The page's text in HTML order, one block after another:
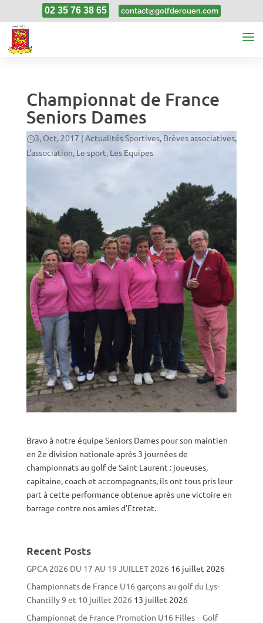
02 35 76 38 65 contact@golfderouen.com
Championnat de France
Seniors Dames
3, Oct, 2017 | Actualités Sportives, Brèves associatives,
L'association, Le sport, Les Equipes
Bravo à notre équipe Seniors Dames pour son maintien
en 2e division nationale après 3 journées de
championnats au golf de Saint-Laurent : joueuses,
capitaine, coach et accompagnants, ils ont tous pris leur
part à cette performance obtenue après une victoire en
barrage contre nos amies d’Etretat.
Recent Posts
GPCA 2026 DU 17 AU 19 JUILLET 2026 16 juillet 2026
Championnats de France U16 garçons au golf du Lys-
Chantilly 9 et 10 juillet 2026 13 juillet 2026
Championnat de France Promotion U16 Filles – Golf